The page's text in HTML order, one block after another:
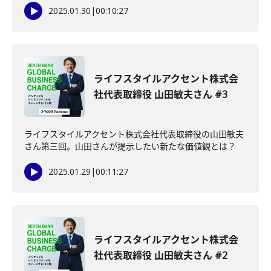
2025.01.30 |00:10:27
ライフスタイルアクセント株式会
社代表取締役 山田敏夫さん #3
ライフスタイルアクセント株式会社代表取締役の山田敏夫
さん第三回。山田さんが提示したい新たな価値観とは？
2025.01.29 |00:11:27
ライフスタイルアクセント株式会
社代表取締役 山田敏夫さん #2